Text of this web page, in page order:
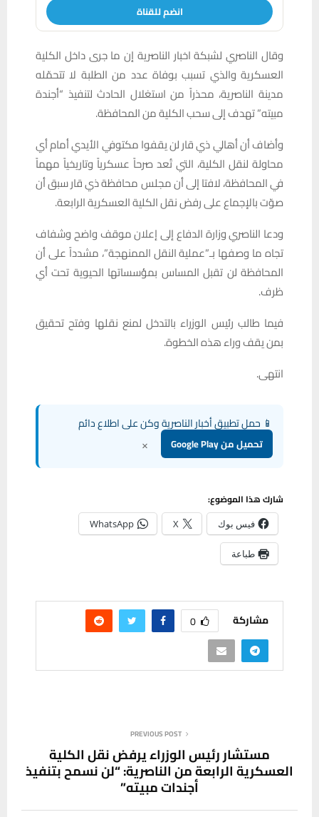
انضم للقناة
وقال الناصري لشبكة اخبار الناصرية إن ما جرى داخل الكلية
العسكرية والذي تسبب بوفاة عدد من الطلبة لا تتحمّله
مدينة الناصرية، محذراً من استغلال الحادث لتنفيذ “أجندة
مبيته” تهدف إلى سحب الكلية من المحافظة.
وأضاف أن أهالي ذي قار لن يقفوا مكتوفي الأيدي أمام أي
محاولة لنقل الكلية، التي تُعد صرحاً عسكرياً وتاريخياً مهماً
في المحافظة، لافتا إلى أن مجلس محافظة ذي قار سبق أن
صوّت بالإجماع على رفض نقل الكلية العسكرية الرابعة.
ودعا الناصري وزارة الدفاع إلى إعلان موقف واضح وشفاف
تجاه ما وصفها بـ”عملية النقل الممنهجة”، مشدداً على أن
المحافظة لن تقبل المساس بمؤسساتها الحيوية تحت أي
ظرف.
فيما طالب رئيس الوزراء بالتدخل لمنع نقلها وفتح تحقيق
بمن يقف وراء هذه الخطوة.
انتهى.
📱 حمل تطبيق أخبار الناصرية وكن على اطلاع دائم
تحميل من Google Play ×
شارك هذا الموضوع:
فيس بوك X
WhatsApp
طباعة
مشاركة 0
PREVIOUS POST
مستشار رئيس الوزراء يرفض نقل الكلية
العسكرية الرابعة من الناصرية: “لن نسمح بتنفيذ
أجندات مبيته”